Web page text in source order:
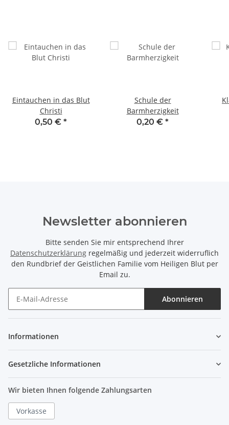
Eintauchen in das Blut
Christi
0,50 € *
Schule der
Barmherzigkeit
0,20 € *
Newsletter abonnieren
Bitte senden Sie mir entsprechend Ihrer
Datenschutzerklärung regelmäßig und jederzeit widerruflich
den Rundbrief der Geistlichen Familie vom Heiligen Blut per
Email zu.
Abonnieren
Informationen
Gesetzliche Informationen
Wir bieten Ihnen folgende Zahlungsarten
Vorkasse